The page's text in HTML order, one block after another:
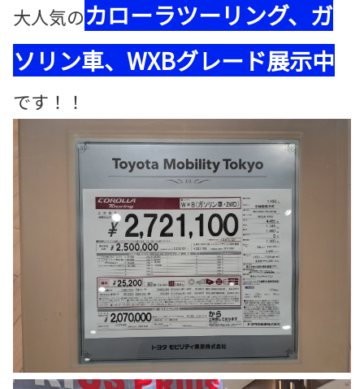
大人気のカローラツーリング、ガ
ソリン車、WXBグレード展示中
です！！